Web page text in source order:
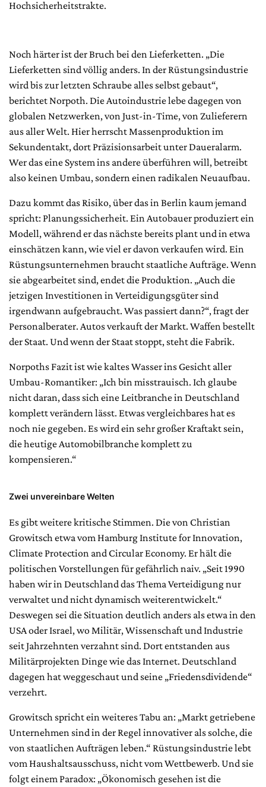
Hochsicherheitstrakte.
Noch härter ist der Bruch bei den Lieferketten. „Die
Lieferketten sind völlig anders. In der Rüstungsindustrie
wird bis zur letzten Schraube alles selbst gebaut“,
berichtet Norpoth. Die Autoindustrie lebe dagegen von
globalen Netzwerken, von Just-in-Time, von Zulieferern
aus aller Welt. Hier herrscht Massenproduktion im
Sekundentakt, dort Präzisionsarbeit unter Daueralarm.
Wer das eine System ins andere überführen will, betreibt
also keinen Umbau, sondern einen radikalen Neuaufbau.
Dazu kommt das Risiko, über das in Berlin kaum jemand
spricht: Planungssicherheit. Ein Autobauer produziert ein
Modell, während er das nächste bereits plant und in etwa
einschätzen kann, wie viel er davon verkaufen wird. Ein
Rüstungsunternehmen braucht staatliche Aufträge. Wenn
sie abgearbeitet sind, endet die Produktion. „Auch die
jetzigen Investitionen in Verteidigungsgüter sind
irgendwann aufgebraucht. Was passiert dann?“, fragt der
Personalberater. Autos verkauft der Markt. Waffen bestellt
der Staat. Und wenn der Staat stoppt, steht die Fabrik.
Norpoths Fazit ist wie kaltes Wasser ins Gesicht aller
Umbau-Romantiker: „Ich bin misstrauisch. Ich glaube
nicht daran, dass sich eine Leitbranche in Deutschland
komplett verändern lässt. Etwas vergleichbares hat es
noch nie gegeben. Es wird ein sehr großer Kraftakt sein,
die heutige Automobilbranche komplett zu
kompensieren.“
Zwei unvereinbare Welten
Es gibt weitere kritische Stimmen. Die von Christian
Growitsch etwa vom Hamburg Institute for Innovation,
Climate Protection and Circular Economy. Er hält die
politischen Vorstellungen für gefährlich naiv. „Seit 1990
haben wir in Deutschland das Thema Verteidigung nur
verwaltet und nicht dynamisch weiterentwickelt.“
Deswegen sei die Situation deutlich anders als etwa in den
USA oder Israel, wo Militär, Wissenschaft und Industrie
seit Jahrzehnten verzahnt sind. Dort entstanden aus
Militärprojekten Dinge wie das Internet. Deutschland
dagegen hat weggeschaut und seine „Friedensdividende“
verzehrt.
Growitsch spricht ein weiteres Tabu an: „Markt getriebene
Unternehmen sind in der Regel innovativer als solche, die
von staatlichen Aufträgen leben.“ Rüstungsindustrie lebt
vom Haushaltsausschuss, nicht vom Wettbewerb. Und sie
folgt einem Paradox: „Ökonomisch gesehen ist die